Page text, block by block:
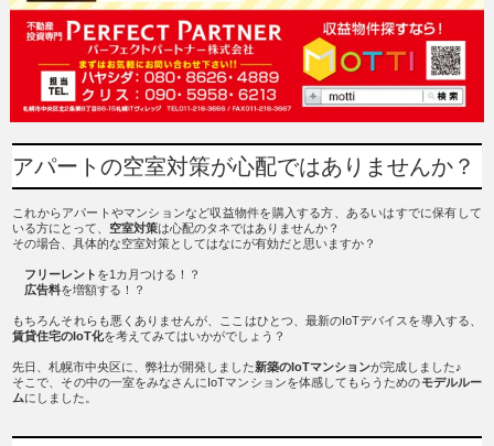
アパートの空室対策が心配ではありませんか？
これからアパートやマンションなど収益物件を購入する方、あるいはすでに保有して
いる方にとって、 空室対策は心配のタネではありませんか？
その場合、具体的な空室対策としてはなにが有効だと思いますか？
フリーレント を1カ月つける！？
広告料を増額する！？
もちろんそれらも悪くありませんが、ここはひとつ、最新のIoTデバイスを導入する、
賃貸住宅のIoT化を考えてみてはいかがでしょう？
先日、札幌市中央区に、弊社が開発しました新築のIoTマンションが完成しました♪
そこで、その中の一室をみなさんにIoTマンションを体感してもらうためのモデルルー
ムにしました。